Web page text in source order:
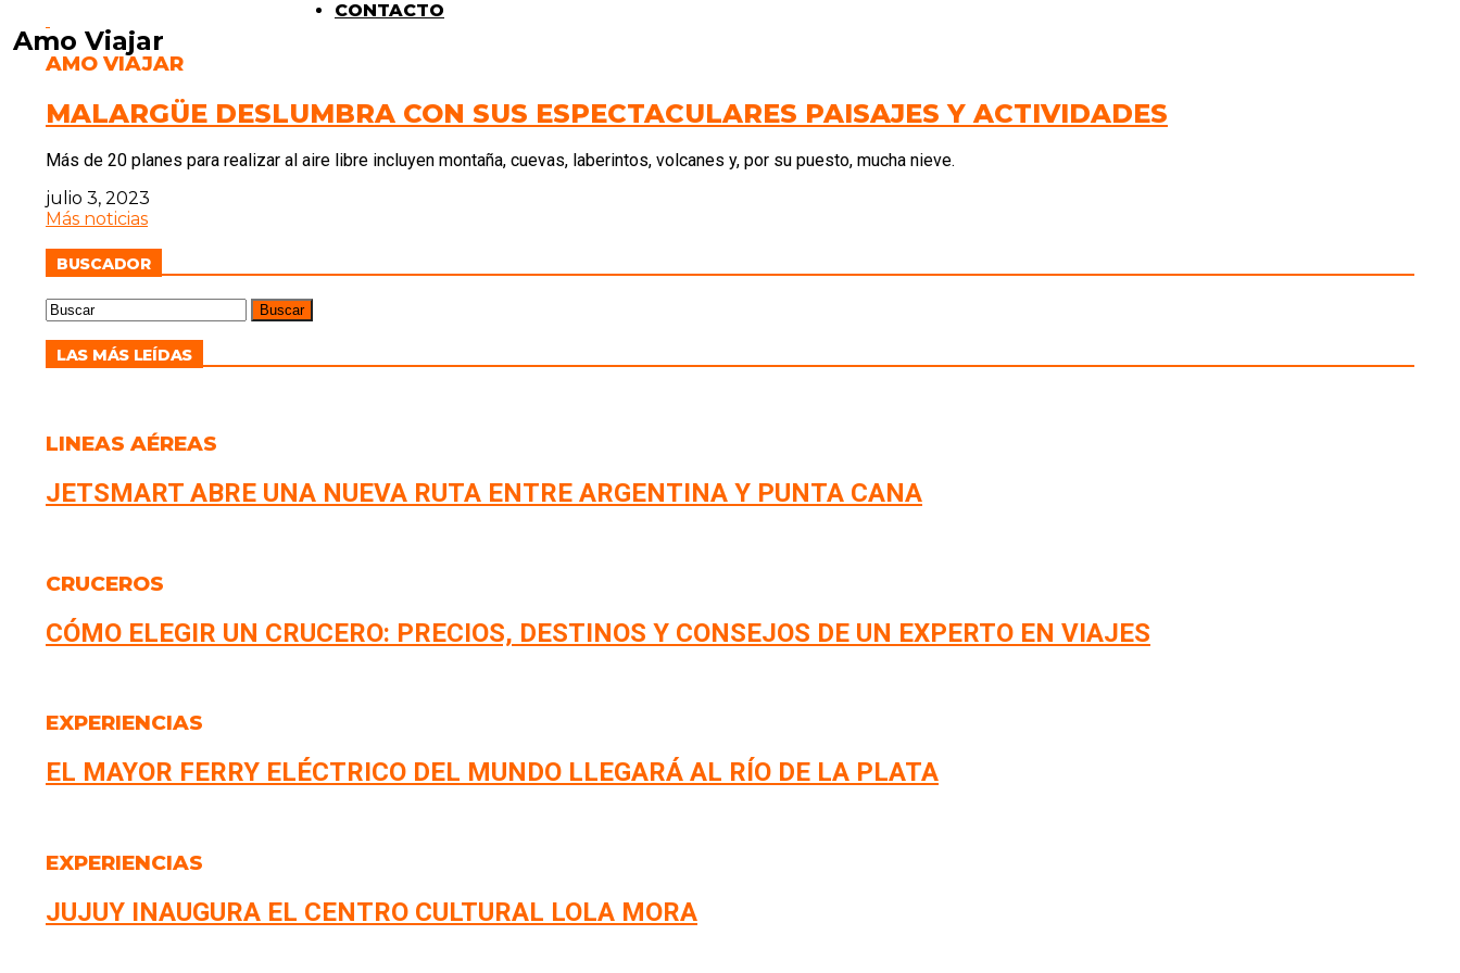
Amo Viajar
CONTACTO
AMO VIAJAR
MALARGÜE DESLUMBRA CON SUS ESPECTACULARES PAISAJES Y ACTIVIDADES
Más de 20 planes para realizar al aire libre incluyen montaña, cuevas, laberintos, volcanes y, por su puesto, mucha nieve.
julio 3, 2023
Más noticias
BUSCADOR
LAS MÁS LEÍDAS
LINEAS AÉREAS
JETSMART ABRE UNA NUEVA RUTA ENTRE ARGENTINA Y PUNTA CANA
CRUCEROS
CÓMO ELEGIR UN CRUCERO: PRECIOS, DESTINOS Y CONSEJOS DE UN EXPERTO EN VIAJES
EXPERIENCIAS
EL MAYOR FERRY ELÉCTRICO DEL MUNDO LLEGARÁ AL RÍO DE LA PLATA
EXPERIENCIAS
JUJUY INAUGURA EL CENTRO CULTURAL LOLA MORA